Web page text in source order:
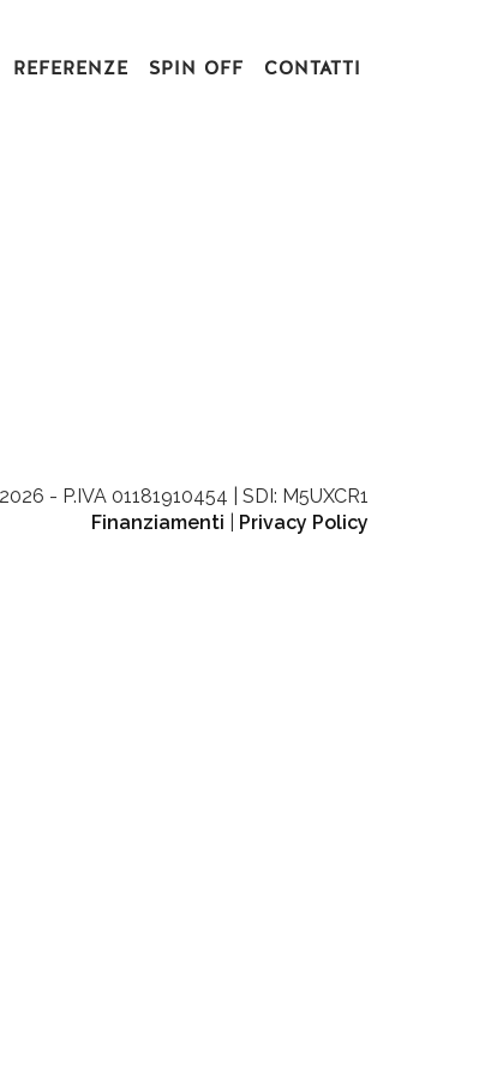
REFERENZE SPIN OFF CONTATTI
- P.IVA 01181910454 | SDI: M5UXCR1
Finanziamenti
Privacy Policy